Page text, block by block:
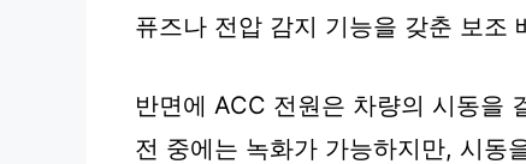
퓨즈나 전압 감지 기능을 갖춘 보조
반면에 ACC 전원은 차량의 시동을
전 중에는 녹화가 가능하지만, 시동